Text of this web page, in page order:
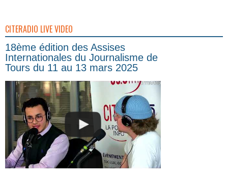
CITERADIO LIVE VIDEO
18ème édition des Assises
Internationales du Journalisme de
Tours du 11 au 13 mars 2025